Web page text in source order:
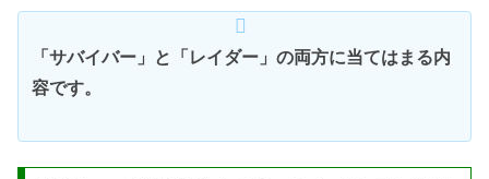
「サバイバー」と「レイダー」の両方に当てはまる内
容です。